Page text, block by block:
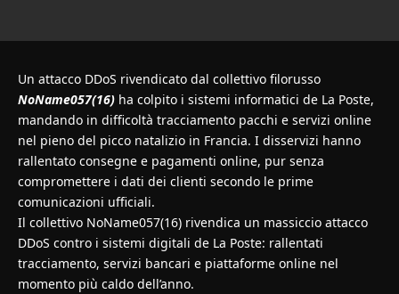
Un attacco DDoS rivendicato dal collettivo filorusso
NoName057(16) ha colpito i sistemi informatici de La Poste,
mandando in difficoltà tracciamento pacchi e servizi online
nel pieno del picco natalizio in Francia. I disservizi hanno
rallentato consegne e pagamenti online, pur senza
compromettere i dati dei clienti secondo le prime
comunicazioni ufficiali.
Il collettivo NoName057(16) rivendica un massiccio attacco
DDoS contro i sistemi digitali de La Poste: rallentati
tracciamento, servizi bancari e piattaforme online nel
momento più caldo dell’anno.